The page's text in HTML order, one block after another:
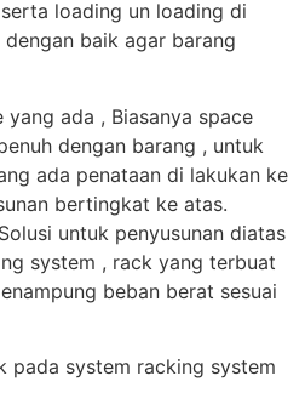
loading un loading di
baik agar barang
ada , Biasanya space
dengan barang , untuk
ada penataan di lakukan ke
bertingkat ke atas.
untuk penyusunan diatas
system , rack yang terbuat
beban berat sesuai
pada system racking system